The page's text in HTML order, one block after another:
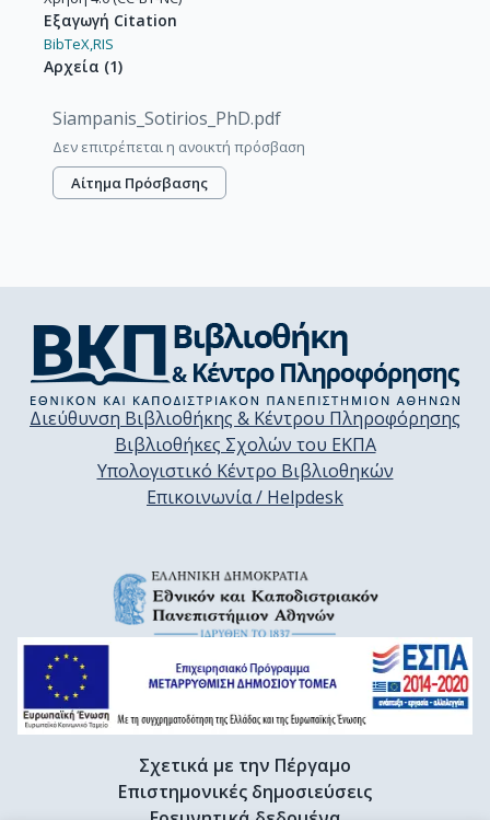
Εξαγωγή Citation
BibTeX,RIS
Αρχεία (1)
Siampanis_Sotirios_PhD.pdf
Δεν επιτρέπεται η ανοικτή πρόσβαση
Αίτημα Πρόσβασης
Διεύθυνση Βιβλιοθήκης & Κέντρου Πληροφόρησης
Βιβλιοθήκες Σχολών του ΕΚΠΑ
Υπολογιστικό Κέντρο Βιβλιοθηκών
Επικοινωνία / Helpdesk
Σχετικά με την Πέργαμο
Επιστημονικές δημοσιεύσεις